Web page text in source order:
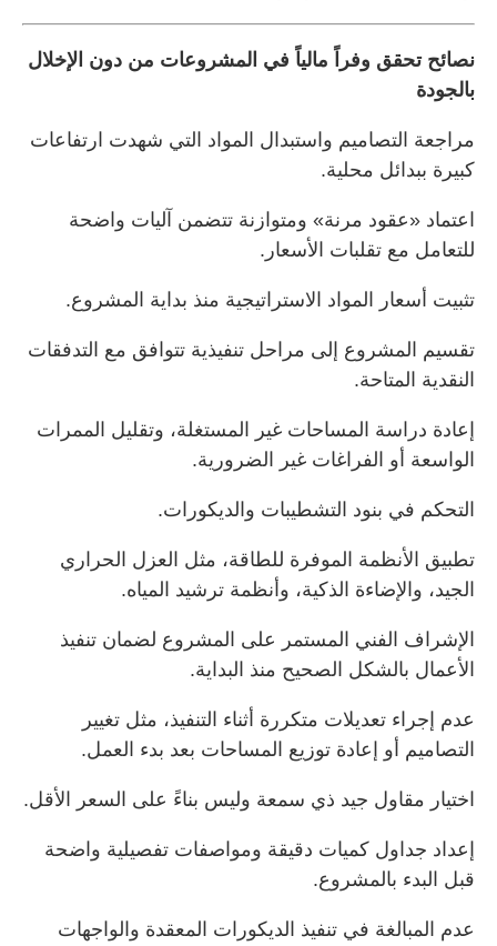
نصائح تحقق وفراً مالياً في المشروعات من دون الإخلال
بالجودة
مراجعة التصاميم واستبدال المواد التي شهدت ارتفاعات
كبيرة ببدائل محلية.
اعتماد «عقود مرنة» ومتوازنة تتضمن آليات واضحة
للتعامل مع تقلبات الأسعار.
تثبيت أسعار المواد الاستراتيجية منذ بداية المشروع.
تقسيم المشروع إلى مراحل تنفيذية تتوافق مع التدفقات
النقدية المتاحة.
إعادة دراسة المساحات غير المستغلة، وتقليل الممرات
الواسعة أو الفراغات غير الضرورية.
التحكم في بنود التشطيبات والديكورات.
تطبيق الأنظمة الموفرة للطاقة، مثل العزل الحراري
الجيد، والإضاءة الذكية، وأنظمة ترشيد المياه.
الإشراف الفني المستمر على المشروع لضمان تنفيذ
الأعمال بالشكل الصحيح منذ البداية.
عدم إجراء تعديلات متكررة أثناء التنفيذ، مثل تغيير
التصاميم أو إعادة توزيع المساحات بعد بدء العمل.
اختيار مقاول جيد ذي سمعة وليس بناءً على السعر الأقل.
إعداد جداول كميات دقيقة ومواصفات تفصيلية واضحة
قبل البدء بالمشروع.
عدم المبالغة في تنفيذ الديكورات المعقدة والواجهات